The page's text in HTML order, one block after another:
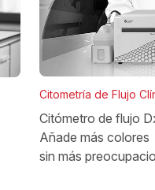
Citometría de Flujo
Citómetro de flujo
Añade más colores
sin más